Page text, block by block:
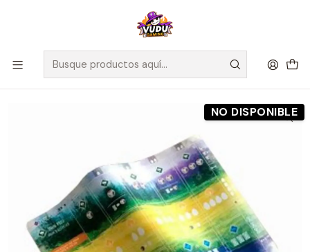
🚀 ¡Despachamos a todo Chile! Envío GRATIS a Regiones sobre
$100.000 y a RM sobre $35.000
Inicio Preventas Maldito Games
Preventa - Tapete Wingspan - Accesorio
NO DISPONIBLE